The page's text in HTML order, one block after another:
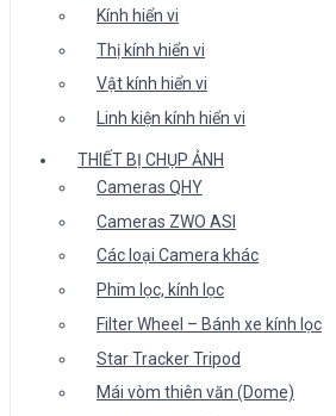
Kính hiển vi
Thị kính hiển vi
Vật kính hiển vi
Linh kiện kính hiển vi
THIẾT BỊ CHỤP ẢNH
Cameras QHY
Cameras ZWO ASI
Các loại Camera khác
Phim lọc, kính lọc
Filter Wheel – Bánh xe kính lọc
Star Tracker Tripod
Mái vòm thiên văn (Dome)